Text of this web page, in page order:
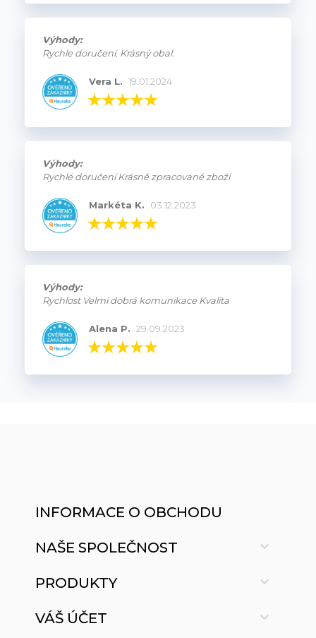
Výhody:
Rychle doručení. Krásný obal.
Vera L. 19.01.2024
Výhody:
Rychlé doručení Krásně zpracované zboží
Markéta K. 03.12.2023
Výhody:
Rychlost Velmi dobrá komunikace Kvalita
Alena P. 29.09.2023
INFORMACE O OBCHODU
NAŠE SPOLEČNOST 
PRODUKTY 
VÁŠ ÚČET 